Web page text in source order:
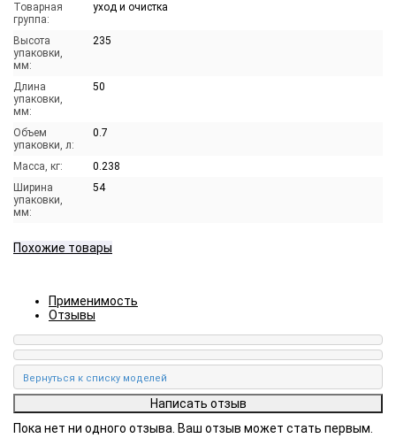
Товарная
группа:
уход и очистка
Высота
упаковки,
мм:
235
Длина
упаковки,
мм:
50
Объем
упаковки, л:
0.7
Масса, кг:
0.238
Ширина
упаковки,
мм:
54
Похожие товары
Применимость
Отзывы
Пока нет ни одного отзыва. Ваш отзыв может стать первым.